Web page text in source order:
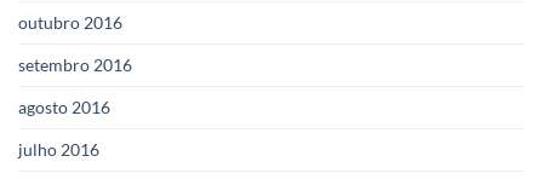
outubro 2016
setembro 2016
agosto 2016
julho 2016